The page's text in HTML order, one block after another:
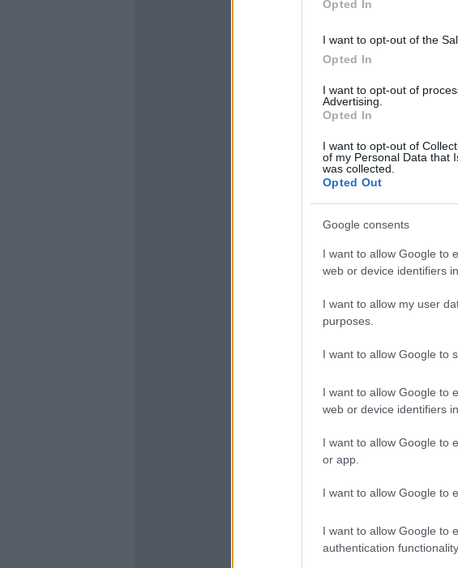
Opted In
I want to opt-out of the
Opted In
I want to opt-out of
Advertising.
Opted In
I want to opt-out of
of my Personal Data that
was collected.
Opted Out
Google consents
I want to allow Google to
web or device identifiers
I want to allow my user
purposes.
I want to allow Google to
I want to allow Google to
web or device identifiers
I want to allow Google to
or app.
I want to allow Google to
I want to allow Google to
authentication